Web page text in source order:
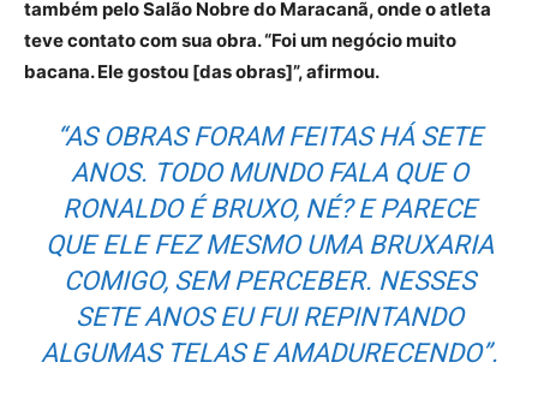
também pelo Salão Nobre do Maracanã, onde o atleta
teve contato com sua obra. “Foi um negócio muito
bacana. Ele gostou [das obras]”, afirmou.
“AS OBRAS FORAM FEITAS HÁ SETE
ANOS. TODO MUNDO FALA QUE O
RONALDO É BRUXO, NÉ? E PARECE
QUE ELE FEZ MESMO UMA BRUXARIA
COMIGO, SEM PERCEBER. NESSES
SETE ANOS EU FUI REPINTANDO
ALGUMAS TELAS E AMADURECENDO”.